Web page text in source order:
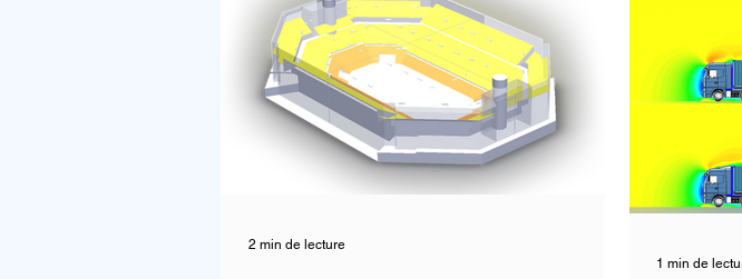
2 min de lecture
1 min de